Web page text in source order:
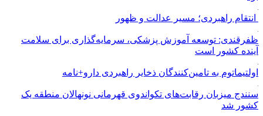
انتقام راهبردی؛ مسیر عدالت و ظهور
ظفرقندی: توسعه آموزش پزشکی، سرمایه‌گذاری برای سلامت
آینده کشور است
اولتیماتوم به تامین‌کنندگان ذخایر راهبردی دارو+نامه
سنندج میزبان رقابت‌های تکواندوی قهرمانی نونهالان منطقه یک
کشور شد